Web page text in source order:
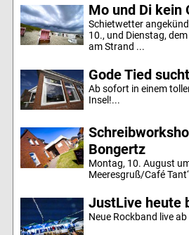
Mo und Di kein
Schietwetter
10., und Dienstag,
am Strand ...
Gode Tied
Ab sofort in einem
Insel!...
Bongertz
Montag, 10. August
Meeresgruß/Café
JustLive heute
Neue Rockband live